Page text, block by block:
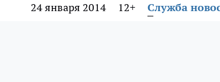
24 января 2014 12+ Служба